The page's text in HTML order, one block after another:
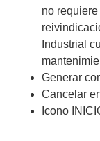
no
Industrial
Generar
Cancelar
Icono